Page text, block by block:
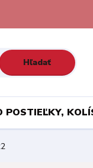
Hľadať
POSTIEĽKY,